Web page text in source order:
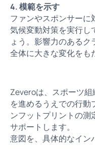
4. 模範を示す
ファンやスポンサーに
気候変動対策を実行し
ょう。影響力のある
全体に大きな変化をも
Zeveroは、スポーツ
を進めるうえでの行
ンフットプリントの測
サポートします。
意図を、具体的なイン